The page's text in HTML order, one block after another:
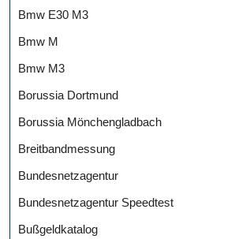
Bmw E30 M3
Bmw M
Bmw M3
Borussia Dortmund
Borussia Mönchengladbach
Breitbandmessung
Bundesnetzagentur
Bundesnetzagentur Speedtest
Bußgeldkatalog